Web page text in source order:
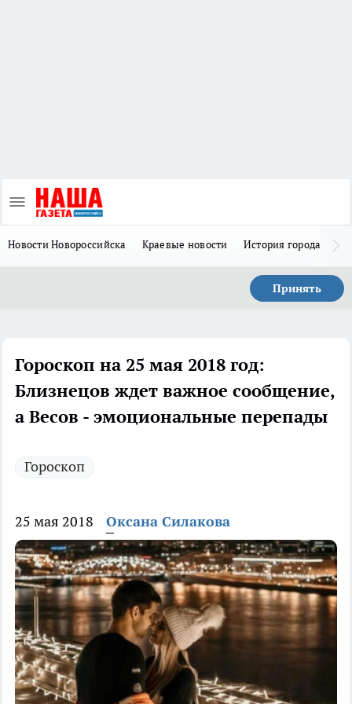
Новости Новороссийска Краевые новости История города Н
Принять
Гороскоп на 25 мая 2018 год:
Близнецов ждет важное сообщение,
а Весов - эмоциональные перепады
Гороскоп
25 мая 2018 Оксана Силакова